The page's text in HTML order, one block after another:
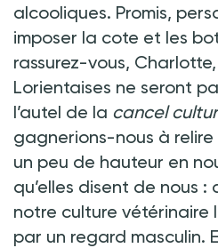
alcooliques. Promis,
imposer la cote et les
rassurez-vous,
Lorientaises ne seront
l’autel de la cancel
gagnerions-nous à
un peu de hauteur en
qu’elles disent de nous :
notre culture vétérinaire
par un regard masculin.